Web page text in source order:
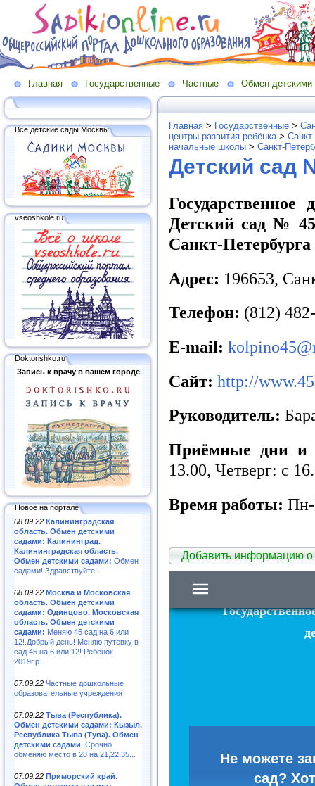
Главная Государственные Частные Обмен детскими
Все детские сады Москвы
vseoshkole.ru
Doktorishko.ru
Запись к врачу в вашем городе
Новое на портале
08.09.22 Калининградская
область. Обмен детскими
садами: Калининград.
Калининградская область.
Обмен детскими садами: Обмен
садами!.Здравствуйте!..
08.09.22 Москва и Московская
область. Обмен детскими
садами: Одинцово. Московская
область. Обмен детскими
садами: Меняю 45 сад на 6 или
12!.Добрый день! Меняю путевку в
сад 45 на 6 или 12! Ребенок
2019г.р...
07.09.22 Частные дошкольные
образовательные учреждения
07.09.22 Тыва (Республика).
Обмен детскими садами: Кызыл.
Республика Тыва (Тува). Обмен
детскими садами .Срочно
обменяю место в 28 на 21,22,35...
07.09.22 Приморский край.
Главная > Государственные >
центры развития ребёнка>
начальные школы > Санкт-
Детский сад
Государственное
Детский сад №
Санкт-Петербурга
Адрес: 196653,
Телефон: (812)
E-mail:
Сайт: http://
Руководитель:
Приёмные дни и
13.00, Четверг: с
Время работы: Пн-
Добавить информацию